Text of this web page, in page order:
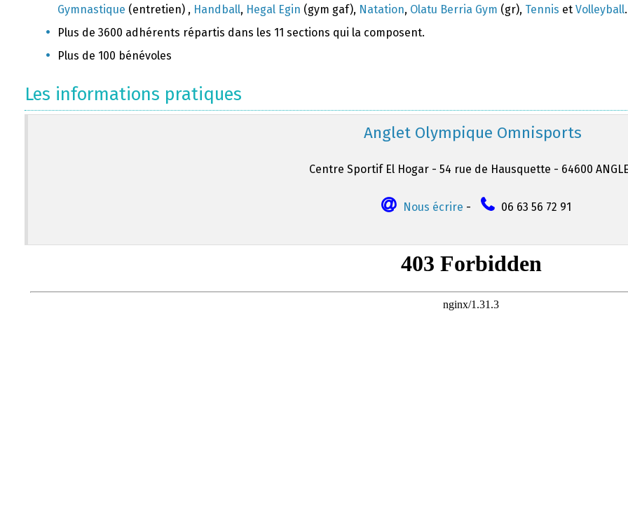
Gymnastique (entretien) , Handball, Hegal Egin (gym gaf), Natation, Olatu Berria Gym (gr), Tennis et Volleyball.
Plus de 3600 adhérents répartis dans les 11 sections qui la composent.
Plus de 100 bénévoles
Les informations pratiques
Anglet Olympique Omnisports
Centre Sportif El Hogar - 54 rue de Hausquette - 64600
Nous écrire - 06 63 56 72 91